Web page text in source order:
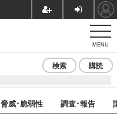
MENU
検索 購読
脅威･脆弱性 調査･報告